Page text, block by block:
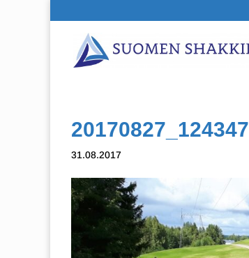
20170827_124347
31.08.2017